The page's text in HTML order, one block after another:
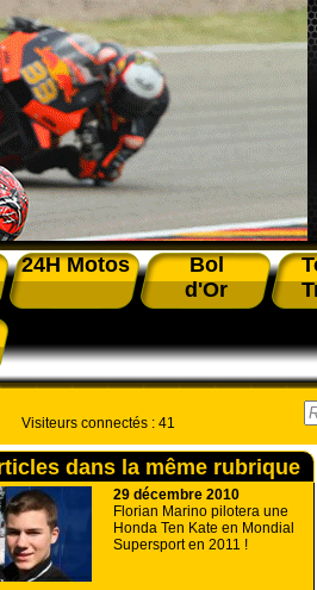
24H Motos
Bol
d'Or
Visiteurs connectés : 41
dans la même rubrique
29 décembre 2010
Florian Marino pilotera une
Honda Ten Kate en Mondial
Supersport en 2011 !